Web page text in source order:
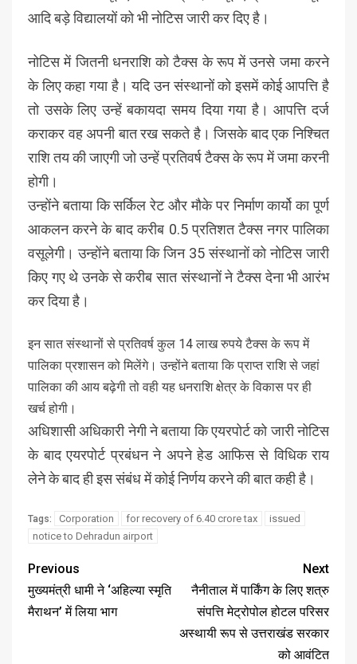
आदि बड़े विद्यालयों को भी नोटिस जारी कर दिए है।
नोटिस में जितनी धनराशि को टैक्स के रूप में उनसे जमा करने
के लिए कहा गया है। यदि उन संस्थानों को इसमें कोई आपत्ति है
तो उसके लिए उन्हें बकायदा समय दिया गया है। आपत्ति दर्ज
कराकर वह अपनी बात रख सकते है। जिसके बाद एक निश्चित
राशि तय की जाएगी जो उन्हें प्रतिवर्ष टैक्स के रूप में जमा करनी
होगी।
उन्होंने बताया कि सर्किल रेट और मौके पर निर्माण कार्यो का पूर्ण
आकलन करने के बाद करीब 0.5 प्रतिशत टैक्स नगर पालिका
वसूलेगी। उन्होंने बताया कि जिन 35 संस्थानों को नोटिस जारी
किए गए थे उनके से करीब सात संस्थानों ने टैक्स देना भी आरंभ
कर दिया है।
इन सात संस्थानों से प्रतिवर्ष कुल 14 लाख रुपये टैक्स के रूप में
पालिका प्रशासन को मिलेंगे। उन्होंने बताया कि प्राप्त राशि से जहां
पालिका की आय बढ़ेगी तो वही यह धनराशि क्षेत्र के विकास पर ही
खर्च होगी।
अधिशासी अधिकारी नेगी ने बताया कि एयरपोर्ट को जारी नोटिस
के बाद एयरपोर्ट प्रबंधन ने अपने हेड आफिस से विधिक राय
लेने के बाद ही इस संबंध में कोई निर्णय करने की बात कही है।
Tags: Corporation for recovery of 6.40 crore tax
issued
notice to Dehradun airport
Previous
मुख्यमंत्री धामी ने ‘अहिल्या स्मृति
मैराथन’ में लिया भाग
Next
नैनीताल में पार्किंग के लिए शत्रु
संपत्ति मेट्रोपोल होटल परिसर
अस्थायी रूप से उत्तराखंड सरकार
को आवंटित